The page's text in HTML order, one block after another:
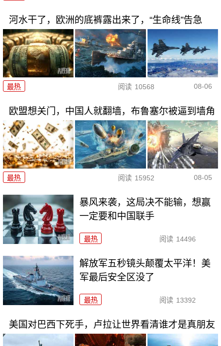
河水干了，欧洲的底裤露出来了，“生命线”告急
最热 阅读 10568 08-06
欧盟想关门，中国人就翻墙，布鲁塞尔被逼到墙角
最热 阅读 15952 08-05
暴风来袭，这局决不能输，想赢
一定要和中国联手
最热 阅读 14496
解放军五秒镜头颠覆太平洋！美
军最后安全区没了
最热 阅读 13392
美国对巴西下死手，卢拉让世界看清谁才是真朋友